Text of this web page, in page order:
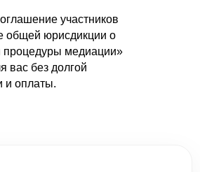
участников
общей юрисдикции о
процедуры медиации»
вас без долгой
и оплаты.